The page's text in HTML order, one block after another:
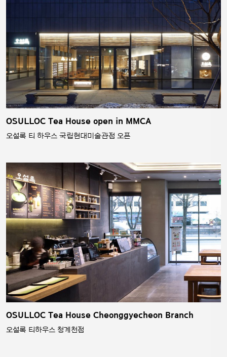
OSULLOC Tea House open in MMCA
오설록 티 하우스 국립현대미술관점 오픈
OSULLOC Tea House Cheonggyecheon Branch
오설록 티하우스 청계천점